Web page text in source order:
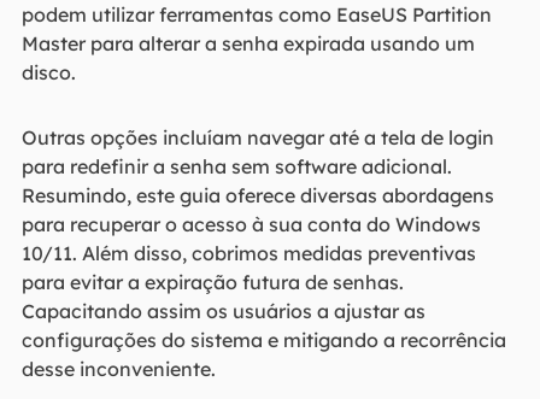
podem utilizar ferramentas como EaseUS Partition
Master para alterar a senha expirada usando um
disco.
Outras opções incluíam navegar até a tela de login
para redefinir a senha sem software adicional.
Resumindo, este guia oferece diversas abordagens
para recuperar o acesso à sua conta do Windows
10/11. Além disso, cobrimos medidas preventivas
para evitar a expiração futura de senhas.
Capacitando assim os usuários a ajustar as
configurações do sistema e mitigando a recorrência
desse inconveniente.